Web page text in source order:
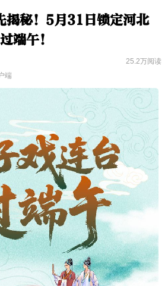
秘！5月31日锁定河北
端午！
25.2万阅读
端